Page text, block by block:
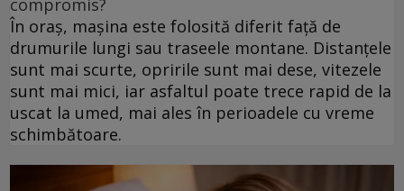
compromis?
În oraș, mașina este folosită diferit față de
drumurile lungi sau traseele montane. Distanțele
sunt mai scurte, opririle sunt mai dese, vitezele
sunt mai mici, iar asfaltul poate trece rapid de la
uscat la umed, mai ales în perioadele cu vreme
schimbătoare.